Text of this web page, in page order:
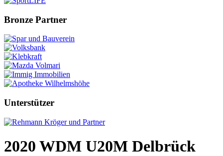
Bronze Partner
Unterstützer
2020 WDM U20M Delbrück